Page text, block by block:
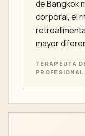
de Bangkok
corporal, el
mayor
TERAPEUTA
PROFESIONAL.